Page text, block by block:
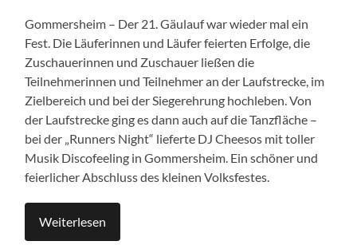
Gommersheim – Der 21. Gäulauf war wieder mal ein
Fest. Die Läuferinnen und Läufer feierten Erfolge, die
Zuschauerinnen und Zuschauer ließen die
Teilnehmerinnen und Teilnehmer an der Laufstrecke, im
Zielbereich und bei der Siegerehrung hochleben. Von
der Laufstrecke ging es dann auch auf die Tanzfläche –
bei der „Runners Night“ lieferte DJ Cheesos mit toller
Musik Discofeeling in Gommersheim. Ein schöner und
feierlicher Abschluss des kleinen Volksfestes.
Weiterlesen